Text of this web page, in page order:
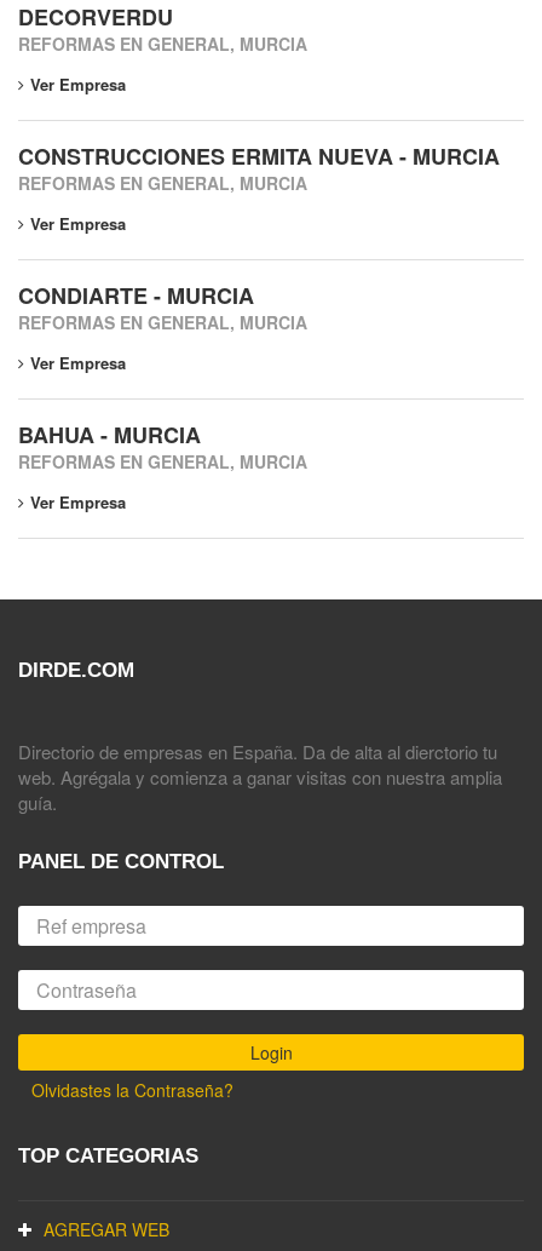
DECORVERDU
REFORMAS EN GENERAL, MURCIA
Ver Empresa
CONSTRUCCIONES ERMITA NUEVA - MURCIA
REFORMAS EN GENERAL, MURCIA
Ver Empresa
CONDIARTE - MURCIA
REFORMAS EN GENERAL, MURCIA
Ver Empresa
BAHUA - MURCIA
REFORMAS EN GENERAL, MURCIA
Ver Empresa
DIRDE.COM
Directorio de empresas en España. Da de alta al dierctorio tu
web. Agrégala y comienza a ganar visitas con nuestra amplia
guía.
PANEL DE CONTROL
Olvidastes la Contraseña?
TOP CATEGORIAS
AGREGAR WEB